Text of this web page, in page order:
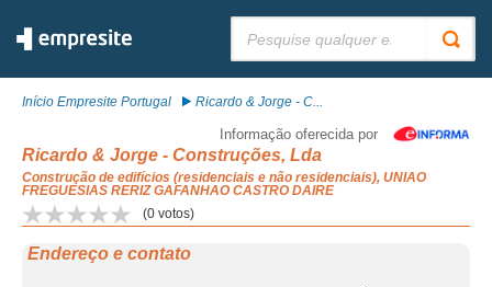
Início Empresite Portugal Ricardo & Jorge - C...
Informação oferecida por
Ricardo & Jorge - Construções, Lda
Construção de edifícios (residenciais e não residenciais), UNIAO
FREGUESIAS RERIZ GAFANHAO CASTRO DAIRE
(0 votos)
Endereço e contato